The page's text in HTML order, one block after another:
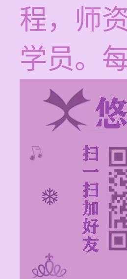
程，师
学员。